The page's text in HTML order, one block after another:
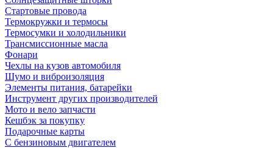
Стартовые провода
Термокружки и термосы
Термосумки и холодильники
Трансмиссионные масла
Фонари
Чехлы на кузов автомобиля
Шумо и виброизоляция
Элементы питания, батарейки
Инструмент других производителей
Мото и вело запчасти
Кешбэк за покупку
Подарочные карты
С бензиновым двигателем